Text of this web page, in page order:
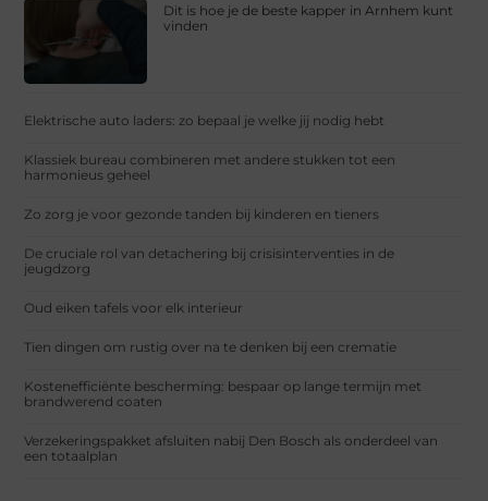
Dit is hoe je de beste kapper in Arnhem kunt
vinden
Elektrische auto laders: zo bepaal je welke jij nodig hebt
Klassiek bureau combineren met andere stukken tot een
harmonieus geheel
Zo zorg je voor gezonde tanden bij kinderen en tieners
De cruciale rol van detachering bij crisisinterventies in de
jeugdzorg
Oud eiken tafels voor elk interieur
Tien dingen om rustig over na te denken bij een crematie
Kostenefficiënte bescherming: bespaar op lange termijn met
brandwerend coaten
Verzekeringspakket afsluiten nabij Den Bosch als onderdeel van
een totaalplan